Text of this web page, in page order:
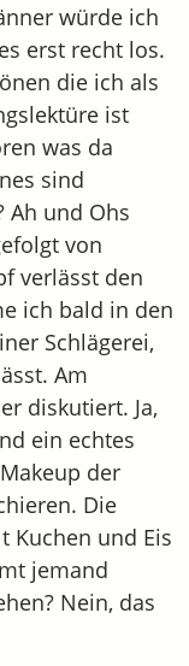
würde ich
erst recht los.
die ich als
ist
was da
sind
Ah und Ohs
von
verlässt den
ich bald in den
Schlägerei,
Am
diskutiert. Ja,
ein echtes
der
Die
Kuchen und Eis
jemand
Nein, das